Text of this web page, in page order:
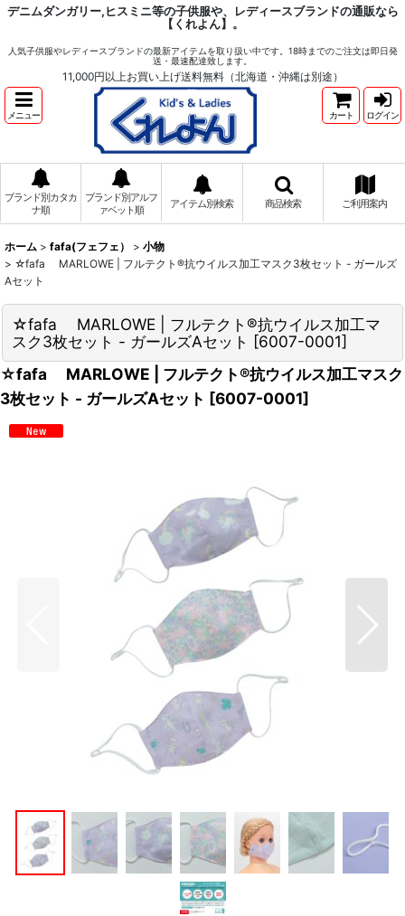
デニムダンガリー,ヒスミニ等の子供服や、レディースブランドの通販なら
【くれよん】。
人気子供服やレディースブランドの最新アイテムを取り扱い中です。18時までのご注文は即日発
送・最速配達致します。
11,000円以上お買い上げ送料無料（北海道・沖縄は別途）
メニュー カート ログイン
ブランド別カタカ
ナ順
ブランド別アルフ
ァベット順
アイテム別検索 商品検索 ご利用案内
ホーム > fafa(フェフェ） > 小物
> ☆fafa MARLOWE | フルテクト®︎抗ウイルス加工マスク3枚セット - ガールズ
Aセット
☆fafa MARLOWE | フルテクト®︎抗ウイルス加工マ
スク3枚セット - ガールズAセット [6007-0001]
☆fafa MARLOWE | フルテクト®︎抗ウイルス加工マスク
3枚セット - ガールズAセット [6007-0001]